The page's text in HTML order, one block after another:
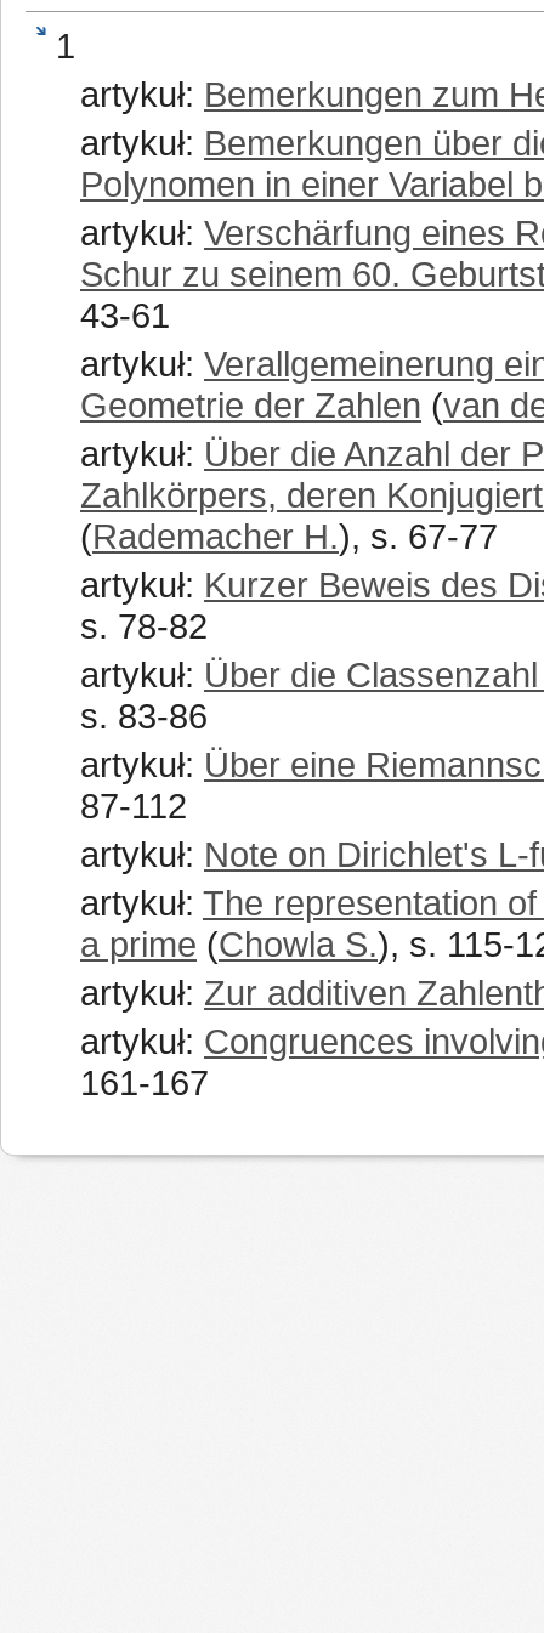
1
artykuł: Bemerkungen zum
artykuł: Bemerkungen über
Polynomen in einer Variabel
artykuł: Verschärfung eines
Schur zu seinem 60.
43-61
artykuł: Verallgemeinerung
Geometrie der Zahlen (van
artykuł: Über die Anzahl der
Zahlkörpers, deren
(Rademacher H.), s. 67-77
artykuł: Kurzer Beweis des
s. 78-82
artykuł: Über die
s. 83-86
artykuł: Über eine
87-112
artykuł: Note on Dirichlet's L-
artykuł: The representation
a prime (Chowla S.), s. 115-
artykuł: Zur additiven
artykuł: Congruences
161-167